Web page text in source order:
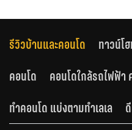
รีวิวบ้านและคอนโด ทาวน์โ
คอนโด
คอนโดใกล้รถไฟฟ้า
ทำคอนโด แบ่งตามทำเลเล